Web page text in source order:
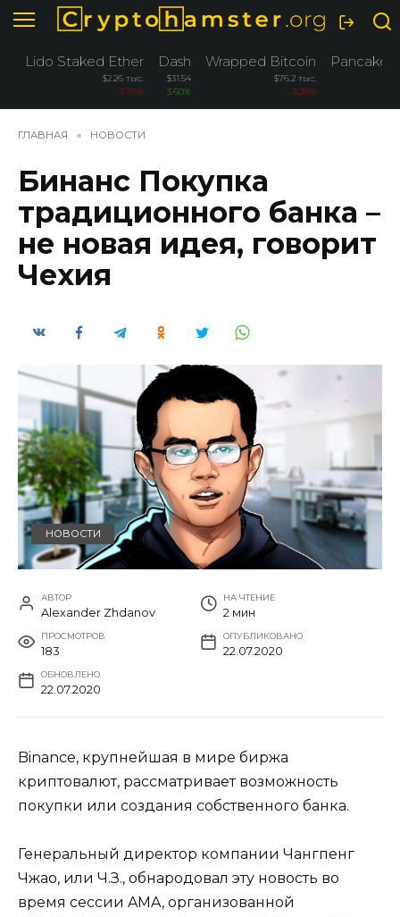
Перейти
содержанию
Lido Staked Ether
$2.26 тыс.
-3.76%
Dash
$31.54
3.60%
Wrapped Bitcoin
$76.2 тыс.
-3.26%
ГЛАВНАЯ » НОВОСТИ
Бинанс Покупка
традиционного банка –
не новая идея, говорит
Чехия
НОВОСТИ
АВТОР
Alexander Zhdanov
НА ЧТЕНИЕ
2 мин
ПРОСМОТРОВ
183
ОПУБЛИКОВАНО
22.07.2020
ОБНОВЛЕНО
22.07.2020
Binance, крупнейшая в мире биржа
криптовалют, рассматривает возможность
покупки или создания собственного банка.
Генеральный директор компании Чангпенг
Чжао, или Ч.З., обнародовал эту новость во
время сессии AMA, организованной